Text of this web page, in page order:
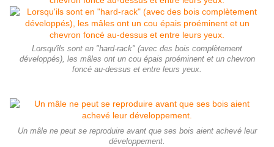
Lorsqu'ils sont en "hard-rack" (avec des bois complètement
développés), les mâles ont un cou épais proéminent et un chevron
foncé au-dessus et entre leurs yeux.
Un mâle ne peut se reproduire avant que ses bois aient achevé leur
développement.